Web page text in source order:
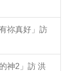
祢真好」訪
神2」訪 洪